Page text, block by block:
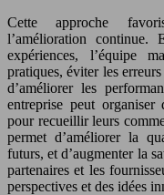
Cette approche
l’amélioration continue.
expériences, l’équipe
pratiques, éviter les
d’améliorer les
entreprise peut organiser
pour recueillir leurs
permet d’améliorer la
futurs, et d’augmenter la
partenaires et les
perspectives et des idées